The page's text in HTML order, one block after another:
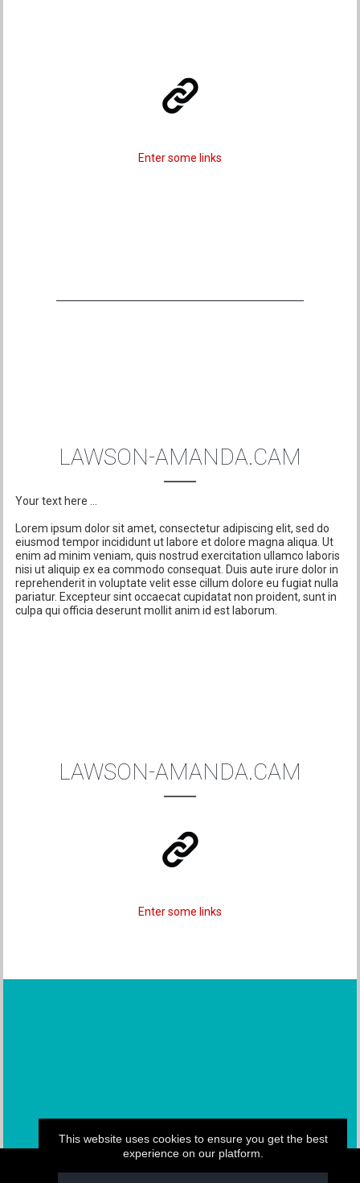
Enter some links
LAWSON-AMANDA.CAM
Your text here ...
Lorem ipsum dolor sit amet, consectetur adipiscing elit, sed do
eiusmod tempor incididunt ut labore et dolore magna aliqua. Ut
enim ad minim veniam, quis nostrud exercitation ullamco laboris
nisi ut aliquip ex ea commodo consequat. Duis aute irure dolor in
reprehenderit in voluptate velit esse cillum dolore eu fugiat nulla
pariatur. Excepteur sint occaecat cupidatat non proident, sunt in
culpa qui officia deserunt mollit anim id est laborum.
LAWSON-AMANDA.CAM
Enter some links
This website uses cookies to ensure you get the best
experience on our platform.